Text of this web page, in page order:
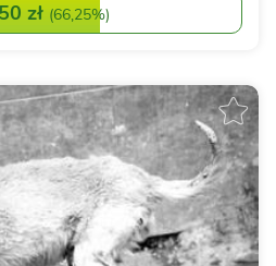
zł (66,25%)